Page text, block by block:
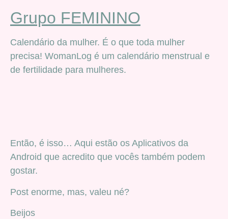
Grupo FEMININO
Calendário da mulher. É o que toda mulher
precisa! WomanLog é um calendário menstrual e
de fertilidade para mulheres.
Então, é isso… Aqui estão os Aplicativos da
Android que acredito que vocês também podem
gostar.
Post enorme, mas, valeu né?
Beijos